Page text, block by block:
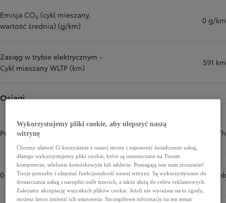
Emisja CO₂ (cykl mieszany,
wartość średnia) (g/km)
0 g/km
Zasięg w trybie elektrycznym -
Cykl mieszany WLTP (km)
591 km
Osiągi
Prędkość maksymalna (km/h) 160 km/h
0-100 km/h (sek) 7,3 sek
Wykorzystujemy pliki cookie, aby ulepszyć naszą
witrynę
Chcemy ułatwić Ci korzystanie z naszej strony i usprawnić świadczenie usług,
dlatego wykorzystujemy pliki cookie, które są umieszczane na Twoim
komputerze, telefonie komórkowym lub tablecie. Pomagają one nam zrozumieć
Twoje potrzeby i ulepszać funkcjonalność naszej witryny. Są wykorzystywane do
dostarczania usług i narzędzi osób trzecich, a także służą do celów reklamowych.
Zalecamy akceptację wszystkich plików cookie. Jeżeli nie wyrażasz na to zgody,
możesz łatwo zmienić ich ustawienia. Szczegółowe informacje na ten temat